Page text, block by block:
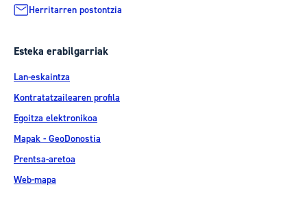
Herritarren postontzia
Esteka erabilgarriak
Lan-eskaintza
Kontratatzailearen profila
Egoitza elektronikoa
Mapak - GeoDonostia
Prentsa-aretoa
Web-mapa